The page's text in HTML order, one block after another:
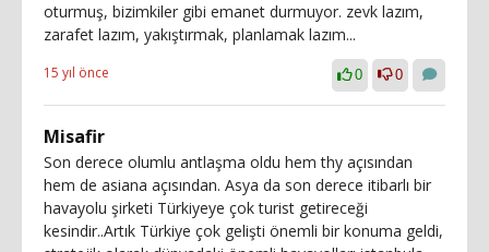
oturmuş, bizimkiler gibi emanet durmuyor. zevk lazım,
zarafet lazım, yakıştırmak, planlamak lazım...
15 yıl önce 0 0
Misafir
Son derece olumlu antlaşma oldu hem thy açısından
hem de asiana açısından. Asya da son derece itibarlı bir
havayolu şirketi Türkiyeye çok turist getireceği
kesindir..Artık Türkiye çok gelişti önemli bir konuma geldi,